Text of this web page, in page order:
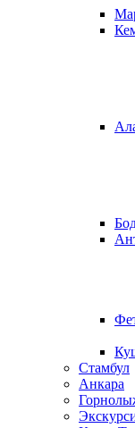
Стамбул
Анкара